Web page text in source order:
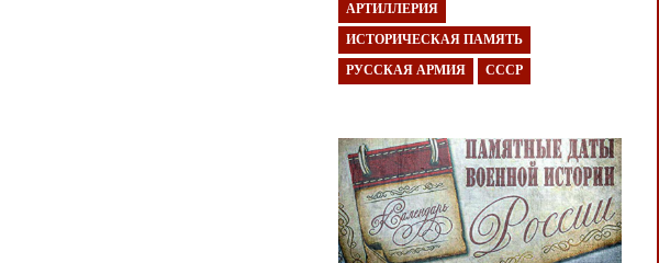
АРТИЛЛЕРИЯ
ИСТОРИЧЕСКАЯ ПАМЯТЬ
РУССКАЯ АРМИЯ СССР